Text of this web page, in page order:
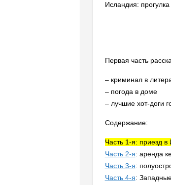
Исландия:
Первая часть
– криминал в
– погода в доме
– лучшие хот-доги
Содержание:
Часть 1-я: приезд в
Часть 2-я: аренда
Часть 3-я:
Часть 4-я: